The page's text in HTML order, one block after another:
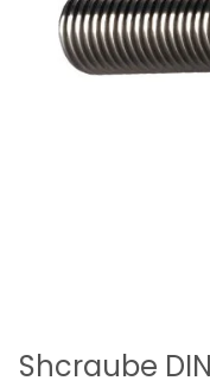
Shcraube